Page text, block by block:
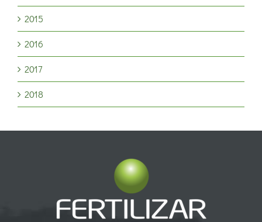
2015
2016
2017
2018